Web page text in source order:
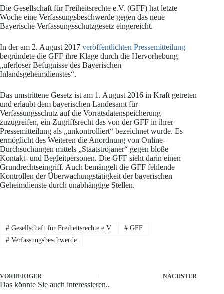
Die Gesellschaft für Freiheitsrechte e.V. (GFF) hat letzte
Woche eine Verfassungsbeschwerde gegen das neue
Bayerische Verfassungsschutzgesetz eingereicht.
In der am 2. August 2017 veröffentlichten Pressemitteilung
begründete die GFF ihre Klage durch die Hervorhebung
„uferloser Befugnisse des Bayerischen
Inlandsgeheimdienstes“.
Das umstrittene Gesetz ist am 1. August 2016 in Kraft getreten
und erlaubt dem bayerischen Landesamt für
Verfassungsschutz auf die Vorratsdatenspeicherung
zuzugreifen, ein Zugriffsrecht das von der GFF in ihrer
Pressemitteilung als „unkontrolliert“ bezeichnet wurde. Es
ermöglicht des Weiteren die Anordnung von Online-
Durchsuchungen mittels „Staatstrojaner“ gegen bloße
Kontakt- und Begleitpersonen. Die GFF sieht darin einen
Grundrechtseingriff. Auch bemängelt die GFF fehlende
Kontrollen der Überwachungstätigkeit der bayerischen
Geheimdienste durch unabhängige Stellen.
#Gesellschaft für Freiheitsrechte e.V. #GFF
#Verfassungsbeschwerde
VORHERIGER NÄCHSTER
Das könnte Sie auch interessieren..